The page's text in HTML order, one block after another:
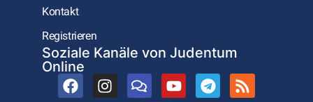
Kontakt
Registrieren
Soziale Kanäle von Judentum
Online